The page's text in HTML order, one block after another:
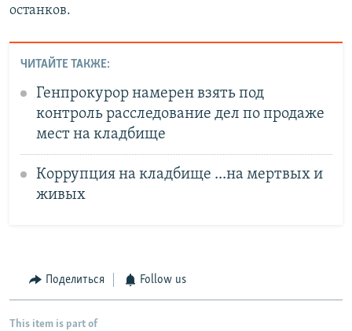
останков.
ЧИТАЙТЕ ТАКЖЕ:
Генпрокурор намерен взять под
контроль расследование дел по продаже
мест на кладбище
Коррупция на кладбище ...на мертвых и
живых
Поделиться Follow us
This item is part of